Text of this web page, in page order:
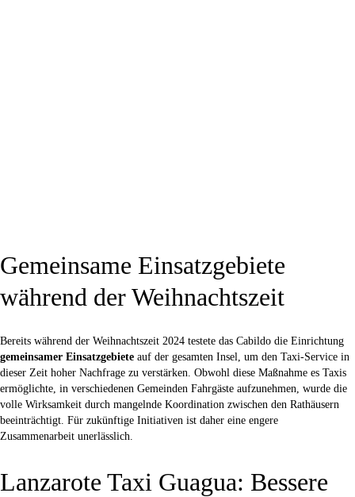
Gemeinsame Einsatzgebiete
während der Weihnachtszeit
Bereits während der Weihnachtszeit 2024 testete das Cabildo die Einrichtung
gemeinsamer Einsatzgebiete auf der gesamten Insel, um den Taxi-Service in
dieser Zeit hoher Nachfrage zu verstärken. Obwohl diese Maßnahme es Taxis
ermöglichte, in verschiedenen Gemeinden Fahrgäste aufzunehmen, wurde die
volle Wirksamkeit durch mangelnde Koordination zwischen den Rathäusern
beeinträchtigt. Für zukünftige Initiativen ist daher eine engere
Zusammenarbeit unerlässlich.
Lanzarote Taxi Guagua: Bessere